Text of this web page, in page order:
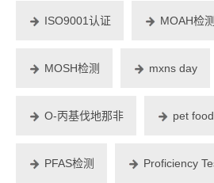
ISO9001认证 MOAH检测
MOSH检测 mxns day
O-丙基伐地那非 pet
PFAS检测 Proficiency